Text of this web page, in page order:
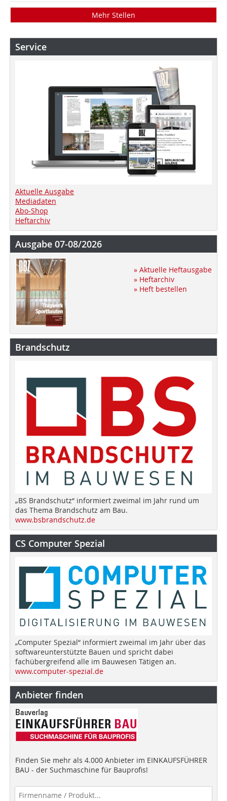
Mehr Stellen
Service
Aktuelle Ausgabe
Mediadaten
Abo-Shop
Heftarchiv
Ausgabe 07-08/2026
» Aktuelle Heftausgabe
» Heftarchiv
» Heft bestellen
Brandschutz
„BS Brandschutz“ informiert zweimal im Jahr rund um
das Thema Brandschutz am Bau.
www.bsbrandschutz.de
CS Computer Spezial
„Computer Spezial“ informiert zweimal im Jahr über das
softwareunterstützte Bauen und spricht dabei
fachübergreifend alle im Bauwesen Tätigen an.
www.computer-spezial.de
Anbieter finden
Finden Sie mehr als 4.000 Anbieter im EINKAUFSFÜHRER
BAU - der Suchmaschine für Bauprofis!